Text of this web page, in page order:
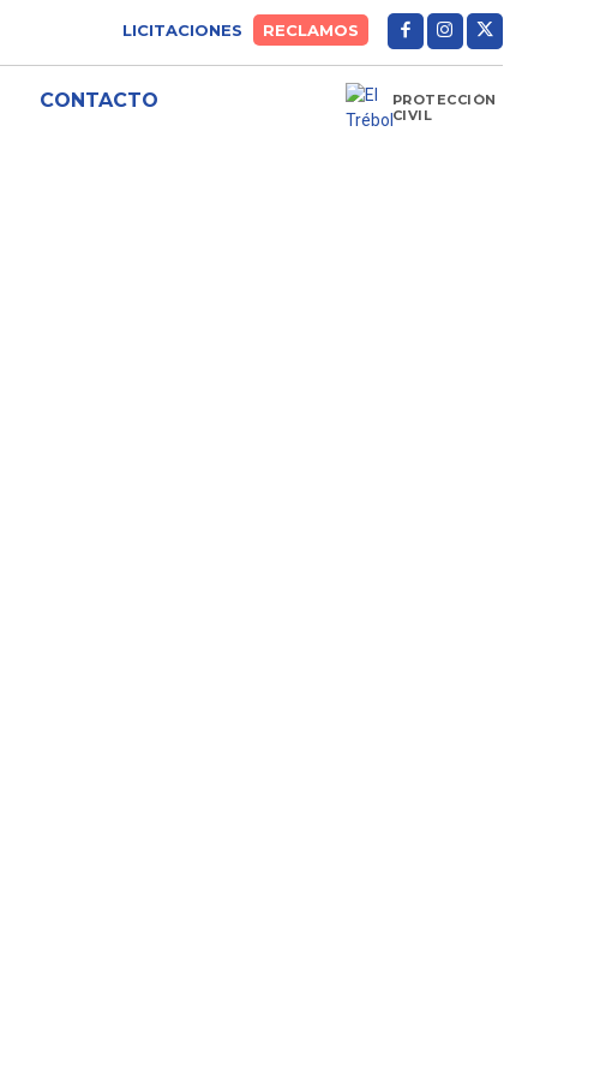
LICITACIONES RECLAMOS
CONTACTO
PROTECCIÓN
CIVIL